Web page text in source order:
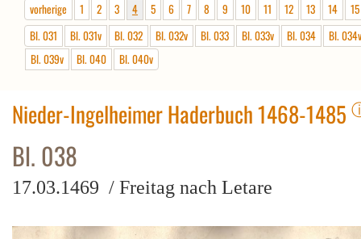
vorherige 1 2 3 4 5 6 7 8 9 10 11 12 13 14
15
Bl. 031
Bl. 031v Bl. 032 Bl. 032v Bl. 033 Bl. 033v Bl. 034
Bl. 034v
Bl. 039v
Bl. 040 Bl. 040v
Nieder-Ingelheimer Haderbuch 1468-1485
Bl. 038
17.03.1469 / Freitag nach Letare